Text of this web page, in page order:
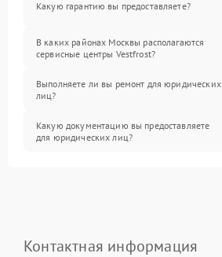
Какую гарантию вы предоставляете?
В каких районах Москвы располагаются
сервисные центры Vestfrost?
Выполняете ли вы ремонт для юридических
лиц?
Какую документацию вы предоставляете
для юридических лиц?
Контактная информация